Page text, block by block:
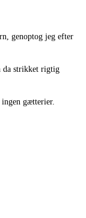
genoptog jeg efter
da strikket rigtig
gætterier.